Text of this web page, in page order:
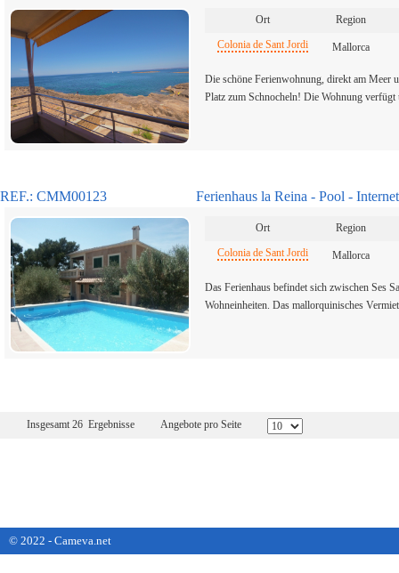
Region
Ort
Mallorca
Colonia de Sant Jordi
Die schöne Ferienwohnung, direkt am Meer
Platz zum Schnocheln! Die Wohnung
REF.: CMM00123 Ferienhaus la Reina - Pool - Internet
Region
Ort
Mallorca
Colonia de Sant Jordi
Das Ferienhaus befindet sich zwischen Ses
Wohneinheiten. Das mallorquinisches
Insgesamt 26 Ergebnisse Angebote pro Seite
© 2022 - Cameva.net